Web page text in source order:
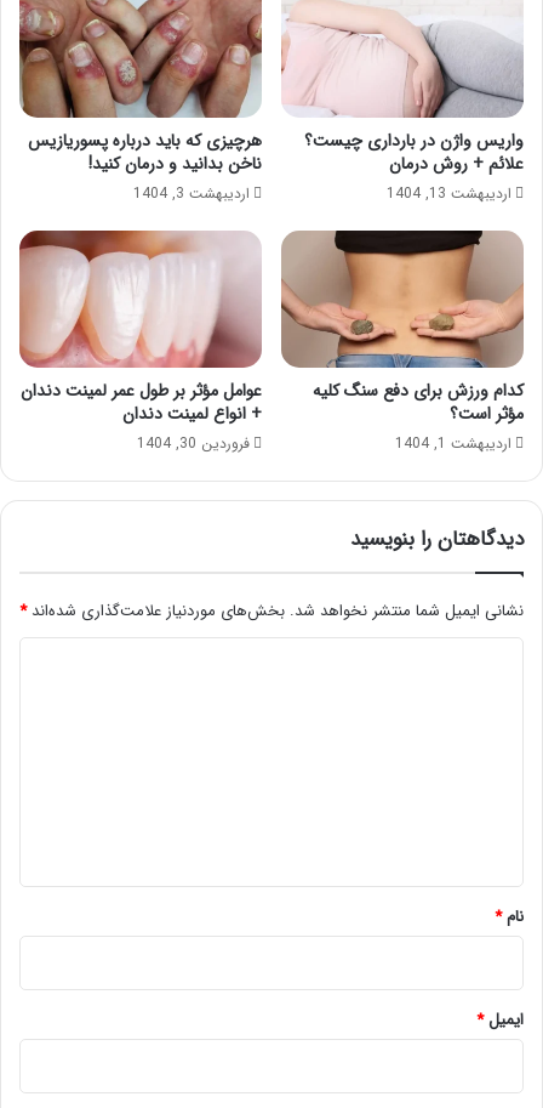
واریس واژن در بارداری چیست؟
علائم + روش درمان
اردیبهشت 13, 1404
هرچیزی که باید درباره پسوریازیس
ناخن بدانید و درمان کنید!
اردیبهشت 3, 1404
کدام ورزش برای دفع سنگ کلیه
مؤثر است؟
اردیبهشت 1, 1404
عوامل مؤثر بر طول عمر لمینت دندان
+ انواع لمینت دندان
فروردین 30, 1404
دیدگاهتان را بنویسید
نشانی ایمیل شما منتشر نخواهد شد. بخش‌های موردنیاز علامت‌گذاری شده‌اند*
نام*
ایمیل*